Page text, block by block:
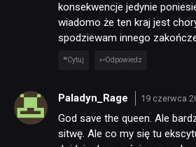
konsekwencje jedynie
wiadomo że ten kraj jest
spodziewam innego
Cytuj Odpowiedz
Paladyn_Rage 19 czerwca
God save the queen. Ale
sitwę. Ale co my się tu